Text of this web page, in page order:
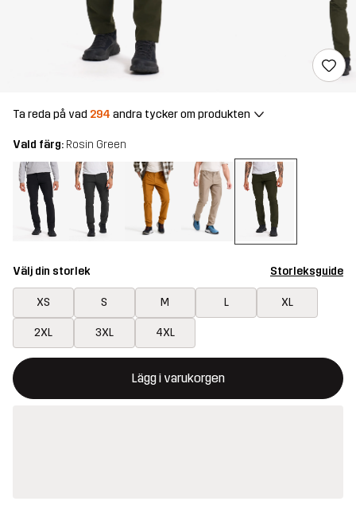
Ta reda på vad 294 andra tycker om produkten
Vald färg: Rosin Green
Välj din storlek Storleksguide
XS S M L XL
2XL 3XL 4XL
Lägg i varukorgen
Denna knapp kommer att öppna en modal som bekräftar en ny
{{size}} inte tillgänglig